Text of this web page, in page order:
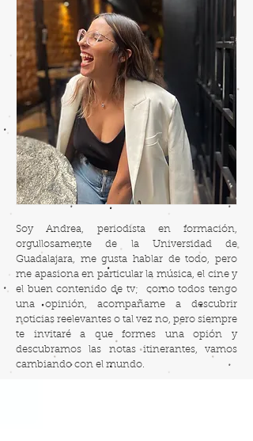
Soy Andrea, periodista en formación,
orgullosamente de la Universidad de
Guadalajara, me gusta hablar de todo, pero
me apasiona en particular la música, el cine y
el buen contenido de tv; como todos tengo
una opinión, acompañame a descubrir
noticias reelevantes o tal vez no, pero siempre
te invitaré a que formes una opión y
descubramos las notas itinerantes, vamos
cambiando con el mundo.